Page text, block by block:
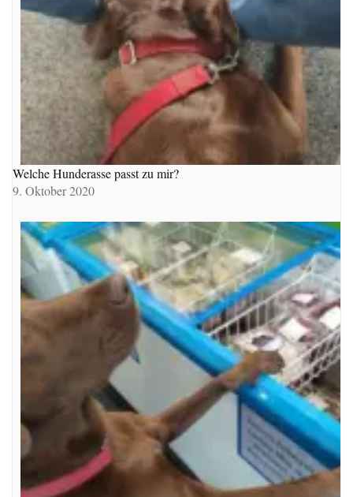
Welche Hunderasse passt zu mir?
9. Oktober 2020